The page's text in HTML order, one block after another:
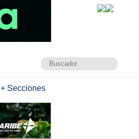
+ Secciones